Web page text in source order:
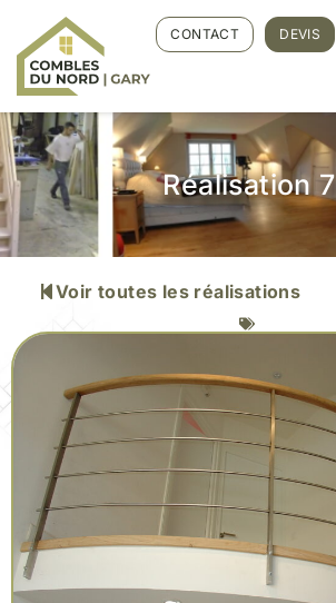
CONTACT DEVIS
Réalisation 7
Voir toutes les réalisations